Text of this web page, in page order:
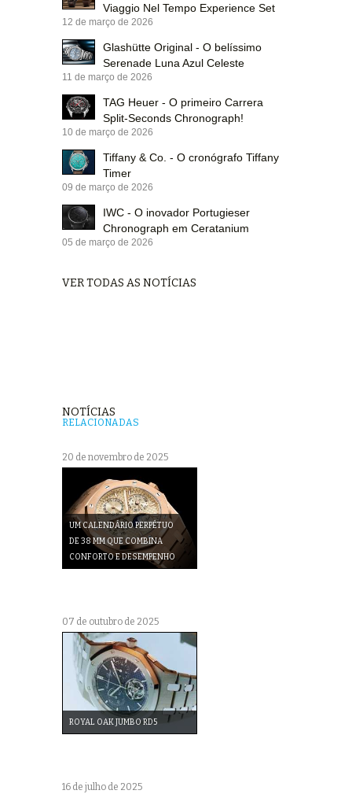
Viaggio Nel Tempo Experience Set
12 de março de 2026
Glashütte Original - O belíssimo
Serenade Luna Azul Celeste
11 de março de 2026
TAG Heuer - O primeiro Carrera
Split-Seconds Chronograph!
10 de março de 2026
Tiffany & Co. - O cronógrafo Tiffany
Timer
09 de março de 2026
IWC - O inovador Portugieser
Chronograph em Ceratanium
05 de março de 2026
VER TODAS AS NOTÍCIAS
NOTÍCIAS
RELACIONADAS
20 de novembro de 2025
UM CALENDÁRIO PERPÉTUO
DE 38 MM QUE COMBINA
CONFORTO E DESEMPENHO
07 de outubro de 2025
ROYAL OAK JUMBO RD5
16 de julho de 2025